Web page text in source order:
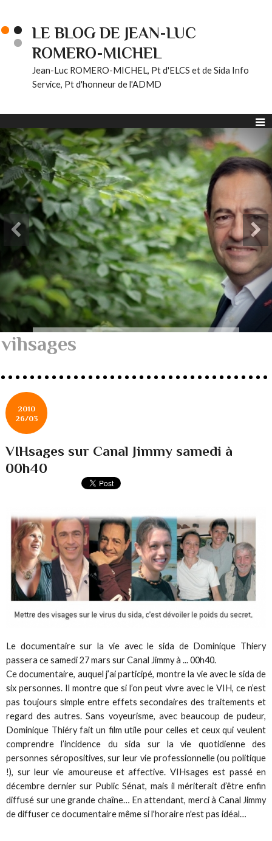
LE BLOG DE JEAN-LUC
ROMERO-MICHEL
Jean-Luc ROMERO-MICHEL, Pt d'ELCS et de Sida Info
Service, Pt d'honneur de l'ADMD
vihsages
2010
26/03
VIHsages sur Canal Jimmy samedi à
00h40
Le documentaire sur la vie avec le sida de Dominique Thiery
passera ce samedi 27 mars sur Canal Jimmy à ... 00h40.
Ce documentaire, auquel j’ai participé, montre la vie avec le sida de
six personnes. Il montre que si l’on peut vivre avec le VIH, ce n’est
pas toujours simple entre effets secondaires des traitements et
regard des autres. Sans voyeurisme, avec beaucoup de pudeur,
Dominique Thiéry fait un film utile pour celles et ceux qui veulent
comprendre l’incidence du sida sur la vie quotidienne des
personnes séropositives, sur leur vie professionnelle (ou politique
!), sur leur vie amoureuse et affective. VIHsages est passé en
décembre dernier sur Public Sénat, mais il mériterait d’être enfin
diffusé sur une grande chaîne… En attendant, merci à Canal Jimmy
de diffuser ce documentaire même si l'horaire n'est pas idéal…